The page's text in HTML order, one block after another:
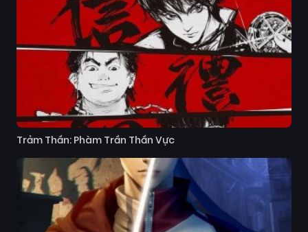
Trảm Thần: Phàm Trần Thần Vực